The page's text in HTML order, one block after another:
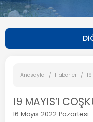
Anasayfa Haberler
19 MAYIS’I
16 Mayıs 2022 Pazartesi